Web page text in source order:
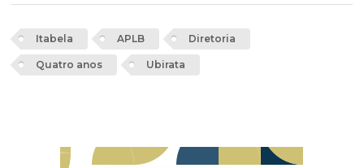
Itabela APLB Diretoria
Quatro anos Ubirata